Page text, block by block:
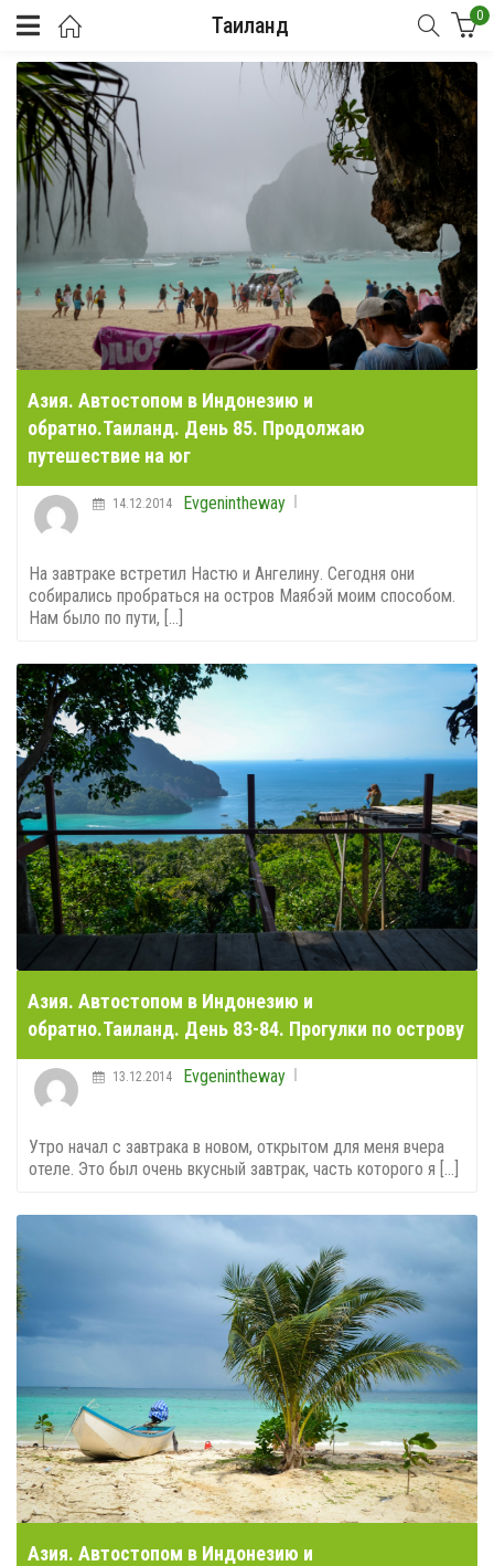
Таиланд 0
Азия. Автостопом в Индонезию и
обратно.Таиланд. День 85. Продолжаю
путешествие на юг
Evgenintheway
14.12.2014
На завтраке встретил Настю и Ангелину. Сегодня они
собирались пробраться на остров Маябэй моим способом.
Нам было по пути, [...]
Азия. Автостопом в Индонезию и
обратно.Таиланд. День 83-84. Прогулки по острову
Evgenintheway
13.12.2014
Утро начал с завтрака в новом, открытом для меня вчера
отеле. Это был очень вкусный завтрак, часть которого я [...]
Азия. Автостопом в Индонезию и